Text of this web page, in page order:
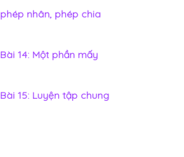
phép nhân, phép chia
Bài 14: Một phần mấy
Bài 15: Luyện tập chung